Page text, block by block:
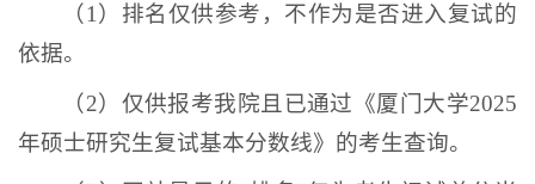
（1）排名仅供参考，不作为是否进入复试的
依据。
（2）仅供报考我院且已通过《厦门大学2025
年硕士研究生复试基本分数线》的考生查询。